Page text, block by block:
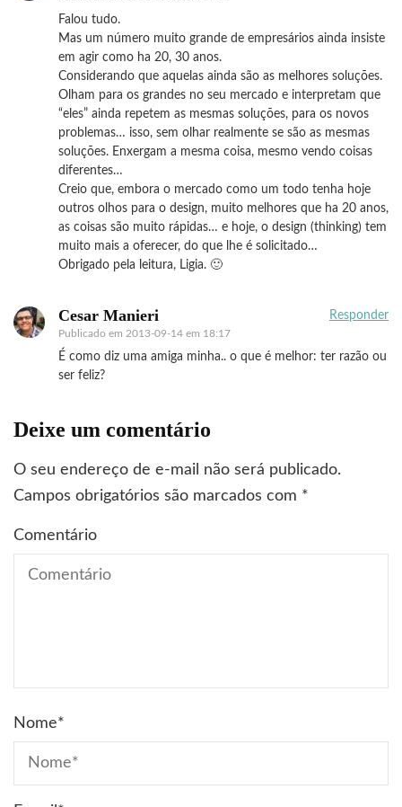
Falou tudo.
Mas um número muito grande de empresários ainda insiste
em agir como ha 20, 30 anos.
Considerando que aquelas ainda são as melhores soluções.
Olham para os grandes no seu mercado e interpretam que
“eles” ainda repetem as mesmas soluções, para os novos
problemas… isso, sem olhar realmente se são as mesmas
soluções. Enxergam a mesma coisa, mesmo vendo coisas
diferentes…
Creio que, embora o mercado como um todo tenha hoje
outros olhos para o design, muito melhores que ha 20 anos,
as coisas são muito rápidas… e hoje, o design (thinking) tem
muito mais a oferecer, do que lhe é solicitado…
Obrigado pela leitura, Ligia. 🙂
Cesar Manieri
Publicado em 2013-09-14 em 18:17
Responder
É como diz uma amiga minha.. o que é melhor: ter razão ou
ser feliz?
Deixe um comentário
O seu endereço de e-mail não será publicado.
Campos obrigatórios são marcados com *
Comentário
Nome*